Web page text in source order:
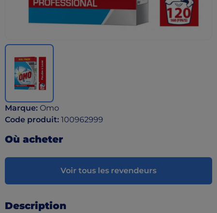
Marque: Omo
Code produit: 100962999
Où acheter
Voir tous les revendeurs
Description